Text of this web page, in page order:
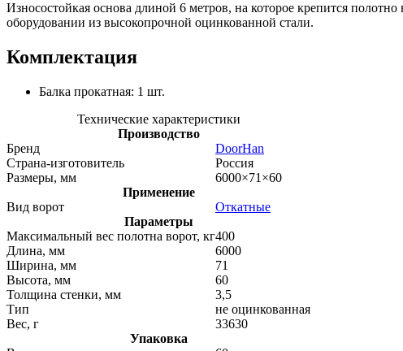
Износостойкая основа длиной 6 метров, на которое крепится
оборудовании из высокопрочной оцинкованной стали.
Комплектация
Балка прокатная: 1 шт.
Технические характеристики
Производство
Бренд
DoorHan
Страна-изготовитель
Россия
Размеры, мм
6000×71×60
Применение
Вид ворот
Откатные
Параметры
Максимальный вес полотна ворот, кг400
Длина, мм
6000
Ширина, мм
71
Высота, мм
60
Толщина стенки, мм
3,5
Тип
не оцинкованная
Вес, г
33630
Упаковка